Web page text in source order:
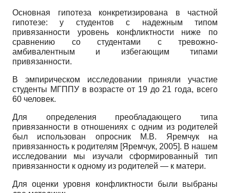
Основная гипотеза конкретизирована в частной
гипотезе: у студентов с надежным типом
привязанности уровень конфликтности ниже по
сравнению со студентами с тревожно-
амбивалентным и избегающим типами
привязанности.
В эмпирическом исследовании приняли участие
студенты МГППУ в возрасте от 19 до 21 года, всего
60 человек.
Для определения преобладающего типа
привязанности в отношениях с одним из родителей
был использован опросник М.В. Яремчук на
привязанность к родителям [Яремчук, 2005]. В нашем
исследовании мы изучали сформированный тип
привязанности к одному из родителей — к матери.
Для оценки уровня конфликтности были выбраны